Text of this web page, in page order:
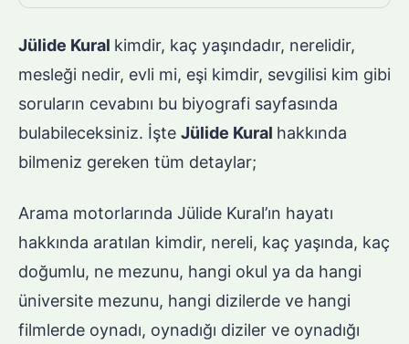
Jülide Kural kimdir, kaç yaşındadır, nerelidir,
mesleği nedir, evli mi, eşi kimdir, sevgilisi kim gibi
soruların cevabını bu biyografi sayfasında
bulabileceksiniz. İşte Jülide Kural hakkında
bilmeniz gereken tüm detaylar;
Arama motorlarında Jülide Kural’ın hayatı
hakkında aratılan kimdir, nereli, kaç yaşında, kaç
doğumlu, ne mezunu, hangi okul ya da hangi
üniversite mezunu, hangi dizilerde ve hangi
filmlerde oynadı, oynadığı diziler ve oynadığı